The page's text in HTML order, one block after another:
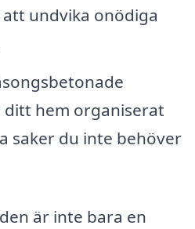
undvika onödiga
ditt hem organiserat
saker du inte behöver
är inte bara en